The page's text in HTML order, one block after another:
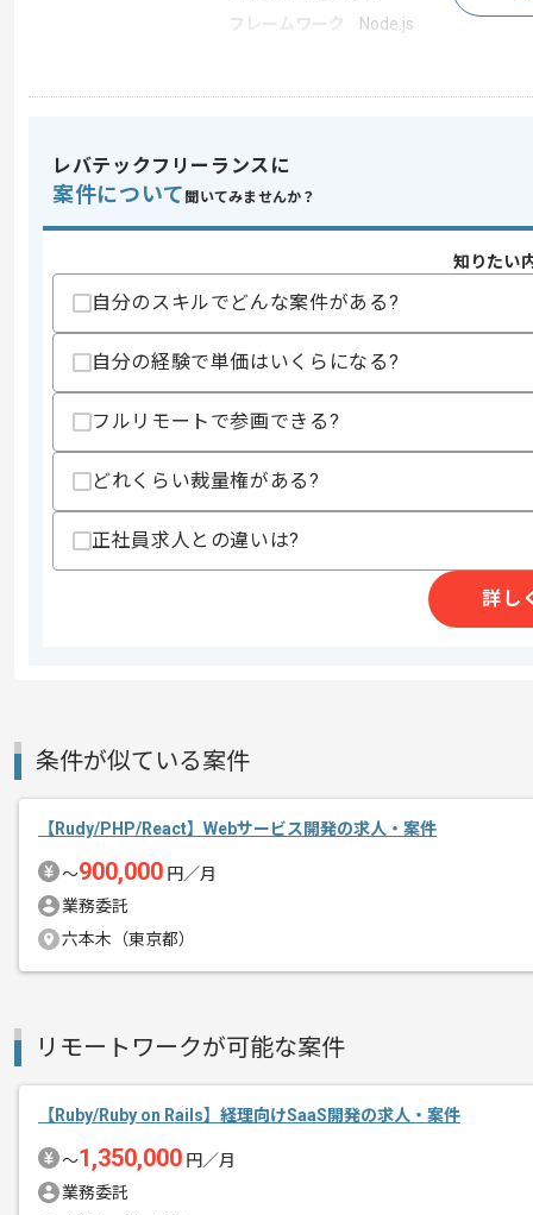
フレームワーク
Node.js
業務内容
自社製品開発
スキル
求めるスキル
・基幹システム開発経験3年以上
・顧客折衝の担当経験
・要件定義から設計、実装まで一貫し
歓迎スキル
・販売管理システムの開発経験
スキルに不安がある方へ
その他募集要項
商談回数
課題を解決するアイデアとソリューシ
ベンチャー企業のスピード感で成長して
レバテックフリーランスに
案件について 聞いてみませんか？
知りたい
自分のスキルでどんな案件がある?
自分の経験で単価はいくらになる?
フルリモートで参画できる?
どれくらい裁量権がある?
正社員求人との違いは?
詳し
条件が似ている案件
【Rudy/PHP/React】Webサービス開発の求人・案件
〜900,000 円／月
業務委託
六本木（東京都）
リモートワークが可能な案件
【Ruby/Ruby on Rails】経理向けSaaS開発の求人・案件
〜1,350,000 円／月
業務委託